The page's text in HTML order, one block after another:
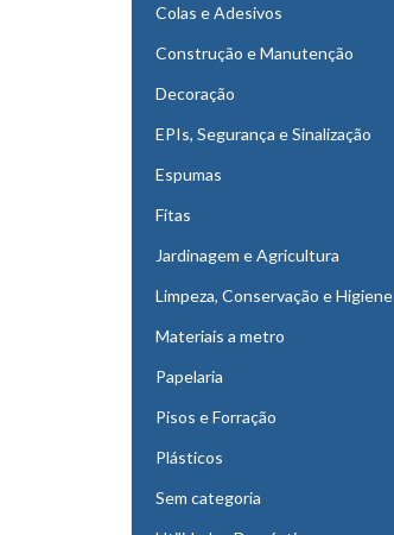
Colas e Adesivos
Construção e Manutenção
Decoração
EPIs, Segurança e Sinalização
Espumas
Fitas
Jardinagem e Agricultura
Limpeza, Conservação e Higiene
Materiais a metro
Papelaria
Pisos e Forração
Plásticos
Sem categoria